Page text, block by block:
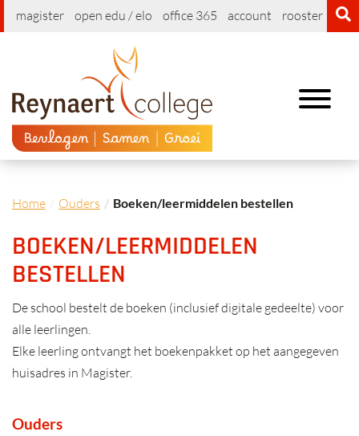
magister open edu / elo office 365 account rooster
Toggle
Ouders
Home Ouders Boeken/leermiddelen bestellen
BOEKEN/LEERMIDDELEN
BESTELLEN
De school bestelt de boeken (inclusief digitale gedeelte) voor
alle leerlingen.
Elke leerling ontvangt het boekenpakket op het aangegeven
huisadres in Magister.